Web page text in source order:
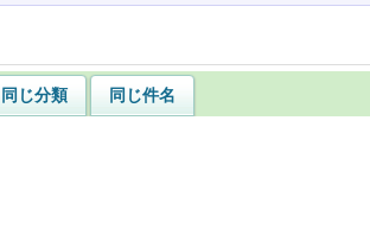
同じ分類
同じ件名